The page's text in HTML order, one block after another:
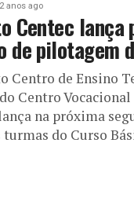
2 anos ago
Centec lança
de pilotagem
Centro de Ensino
Centro
na próxima
do Curso